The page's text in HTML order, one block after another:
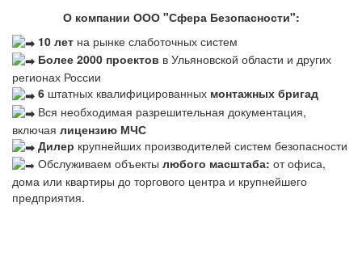
О компании ООО "Сфера Безопасности":
10 лет на рынке слаботочных систем
Более 2000 проектов в Ульяновской области и других
регионах России
6 штатных квалифицированных монтажных бригад
Вся необходимая разрешительная документация,
включая лицензию МЧС
Дилер крупнейших производителей систем безопасности
Обслуживаем объекты любого масштаба: от офиса,
дома или квартиры до торгового центра и крупнейшего
предприятия.